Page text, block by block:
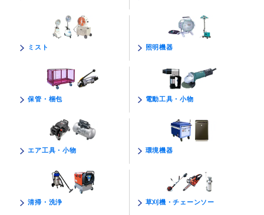
ミスト 照明機器
保管・梱包 電動工具・小物
エア工具・小物 環境機器
清掃・洗浄 草刈機・チェーンソー